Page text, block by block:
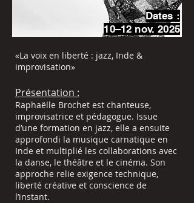
Dates :
10–12 nov. 2025
«La voix en liberté : jazz, Inde &
improvisation»
Présentation :
Raphaëlle Brochet est chanteuse,
improvisatrice et pédagogue. Issue
d’une formation en jazz, elle a ensuite
approfondi la musique carnatique en
Inde et multiplié les collaborations avec
la danse, le théâtre et le cinéma. Son
approche relie exigence technique,
liberté créative et conscience de
l’instant.